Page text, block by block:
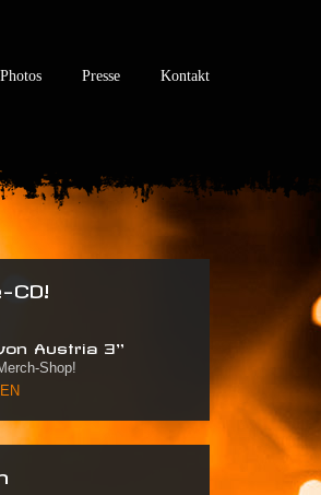
Photos Presse Kontakt
CD!
Austria 3"
Shop!